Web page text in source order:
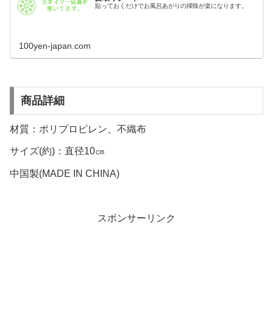
貼っておくだけでお風呂あがりの掃除が楽になります。
100yen-japan.com
商品詳細
材質：ポリプロピレン、不織布
サイズ(約)：直径10㎝
中国製(MADE IN CHINA)
スポンサーリンク